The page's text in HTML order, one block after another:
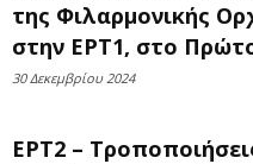
της Φιλαρμονικής
στην ΕΡΤ1, στο
30 Δεκεμβρίου 2024
ΕΡΤ2 –